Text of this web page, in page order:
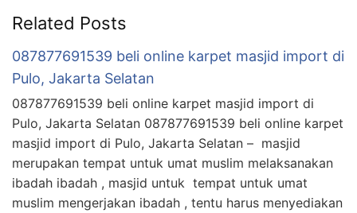
Related Posts
087877691539 beli online karpet masjid import di
Pulo, Jakarta Selatan
087877691539 beli online karpet masjid import di
Pulo, Jakarta Selatan 087877691539 beli online karpet
masjid import di Pulo, Jakarta Selatan – masjid
merupakan tempat untuk umat muslim melaksanakan
ibadah ibadah , masjid untuk tempat untuk umat
muslim mengerjakan ibadah , tentu harus menyediakan